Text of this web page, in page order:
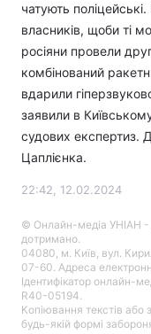
чатують
власників, щоби ті
росіяни провели
комбінований
вдарили
заявили в
судових експертиз.
Цаплієнка.
22:42, 12.02.2024
© Онлайн-медіа УНІАН -
дотримано.
04080, м. Київ, вул.
07-60. Адреса
Ідентифікатор онлайн-
R40-05194.
Копіювання текстів
будь-якій формі